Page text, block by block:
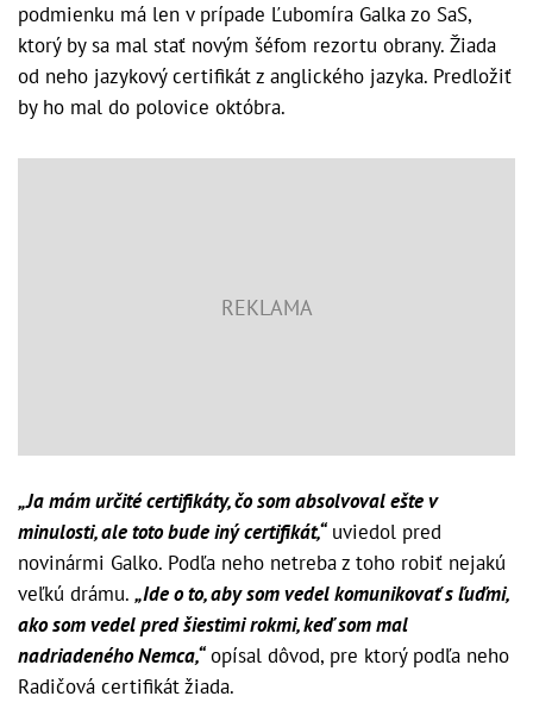
podmienku má len v prípade Ľubomíra Galka zo SaS,
ktorý by sa mal stať novým šéfom rezortu obrany. Žiada
od neho jazykový certifikát z anglického jazyka. Predložiť
by ho mal do polovice októbra.
„Ja mám určité certifikáty, čo som absolvoval ešte v
minulosti, ale toto bude iný certifikát,“uviedol pred
novinármi Galko. Podľa neho netreba z toho robiť nejakú
veľkú drámu. „Ide o to, aby som vedel komunikovať s ľuďmi,
ako som vedel pred šiestimi rokmi, keď som mal
nadriadeného Nemca,“opísal dôvod, pre ktorý podľa neho
Radičová certifikát žiada.